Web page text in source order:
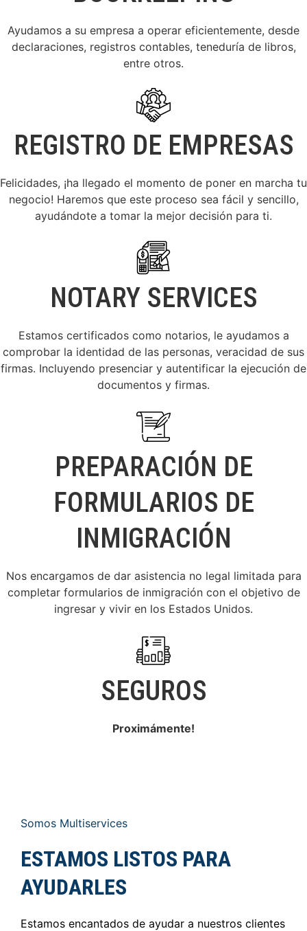
Ayudamos a su empresa a operar eficientemente, desde
declaraciones, registros contables, teneduría de libros,
entre otros.
REGISTRO DE EMPRESAS
Felicidades, ¡ha llegado el momento de poner en marcha tu
negocio! Haremos que este proceso sea fácil y sencillo,
ayudándote a tomar la mejor decisión para ti.
NOTARY SERVICES
Estamos certificados como notarios, le ayudamos a
comprobar la identidad de las personas, veracidad de sus
firmas. Incluyendo presenciar y autentificar la ejecución de
documentos y firmas.
PREPARACIÓN DE
FORMULARIOS DE
INMIGRACIÓN
Nos encargamos de dar asistencia no legal limitada para
completar formularios de inmigración con el objetivo de
ingresar y vivir en los Estados Unidos.
SEGUROS
Proximámente!
Somos Multiservices
ESTAMOS LISTOS PARA
AYUDARLES
Estamos encantados de ayudar a nuestros clientes